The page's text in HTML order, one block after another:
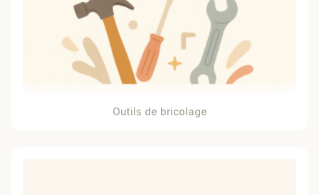
Outils de bricolage